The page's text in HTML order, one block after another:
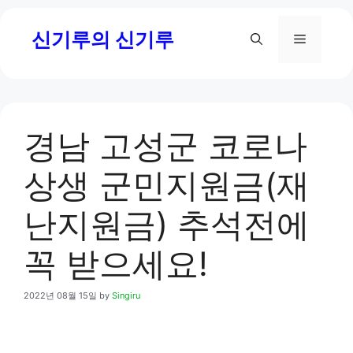
신기루의 신기루 Menu
경남 고성군 코로나
상생 군민지원금(재
난지원금) 추석전에
꼭 받으세요!
2022년 08월 15일 by Singiru